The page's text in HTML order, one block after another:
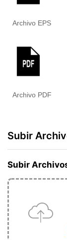
Archivo EPS
Archivo PDF
Subir
Subir